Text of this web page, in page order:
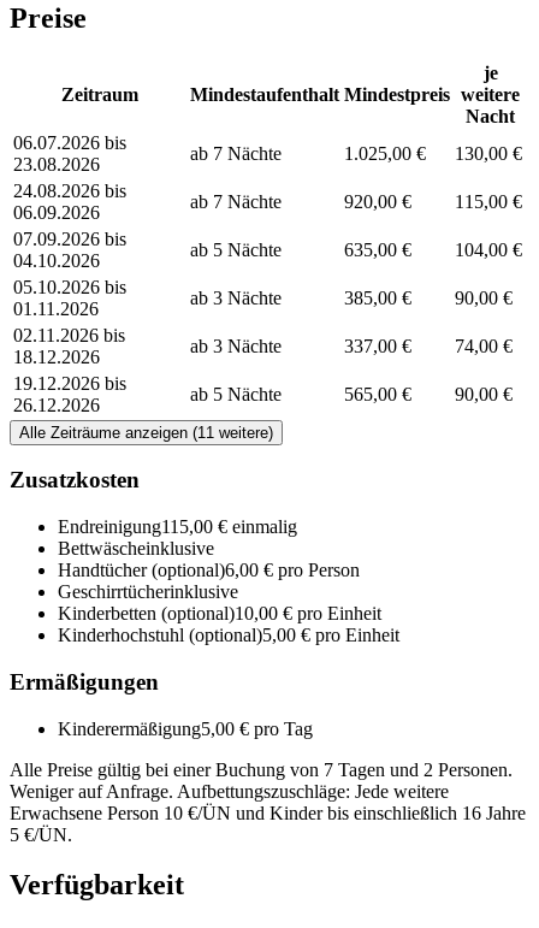
Preise
Zeitraum Mindestaufenthalt Mindestpreis
je
weitere
Nacht
06.07.2026 bis
23.08.2026
ab 7 Nächte 1.025,00 €
130,00 €
24.08.2026 bis
06.09.2026
ab 7 Nächte 920,00 €
115,00 €
07.09.2026 bis
04.10.2026
ab 5 Nächte 635,00 €
104,00 €
05.10.2026 bis
01.11.2026
ab 3 Nächte 385,00 €
90,00 €
02.11.2026 bis
18.12.2026
ab 3 Nächte 337,00 €
74,00 €
19.12.2026 bis
26.12.2026
ab 5 Nächte 565,00 € 90,00 €
Alle Zeiträume anzeigen (11 weitere)
Zusatzkosten
Endreinigung115,00 € einmalig
Bettwäscheinklusive
Handtücher(optional)6,00 € pro Person
Geschirrtücherinklusive
Kinderbetten (optional)10,00 € pro Einheit
Kinderhochstuhl (optional)5,00 € pro Einheit
Ermäßigungen
Kinderermäßigung5,00 € pro Tag
Alle Preise gültig bei einer Buchung von 7 Tagen und 2 Personen.
Weniger auf Anfrage. Aufbettungszuschläge: Jede weitere
Erwachsene Person 10 €/ÜN und Kinder bis einschließlich 16 Jahre
5 €/ÜN.
Verfügbarkeit